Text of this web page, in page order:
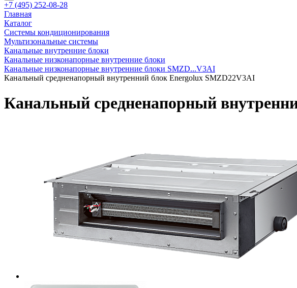
+7 (495) 252-08-28
Главная
Каталог
Системы кондиционирования
Мультизональные системы
Канальные внутренние блоки
Канальные низконапорные внутренние блоки
Канальные низконапорные внутренние блоки SMZD...V3AI
Канальный средненапорный внутренний блок Energolux SMZD22V3AI
Канальный средненапорный